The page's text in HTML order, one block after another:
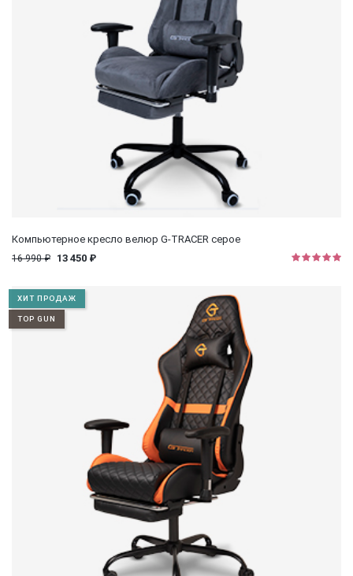
Компьютерное кресло велюр G-TRACER серое
16 990 ₽ 13 450 ₽
ХИТ ПРОДАЖ
TOP GUN